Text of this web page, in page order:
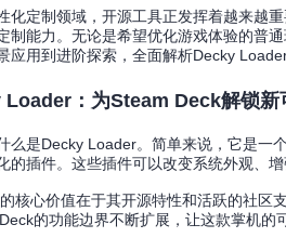
化定制领域，开源工具正发挥着越来越
制能力。无论是希望优化游戏体验的普
应用到进阶探索，全面解析Decky
Loader：为Steam Deck解锁新
么是Decky Loader。简单来说，它是一
的插件。这些插件可以改变系统外观、
核心价值在于其开源特性和活跃的社区
的功能边界不断扩展，让这款掌机的